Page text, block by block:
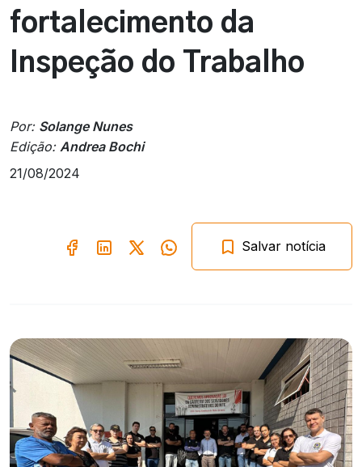
fortalecimento da
Inspeção do Trabalho
Por: Solange Nunes
Edição: Andrea Bochi
21/08/2024
Salvar notícia